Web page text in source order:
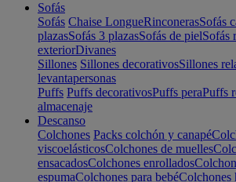
Sofás
Sofás Chaise LongueRinconerasSofás
plazasSofás 3 plazasSofás de pielSofás
exteriorDivanes
Sillones Sillones decorativosSillones
levantapersonas
Puffs Puffs decorativosPuffs peraPuffs
almacenaje
Descanso
Colchones Packs colchón y canapé
viscoelásticosColchones de muelles
ensacadosColchones enrollados
espumaColchones para bebéColchones